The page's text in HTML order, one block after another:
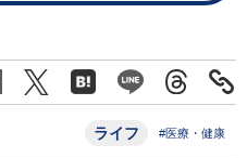
ライフ #医療・健康